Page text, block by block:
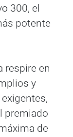
300, el
potente
respire en
y
premiado
de